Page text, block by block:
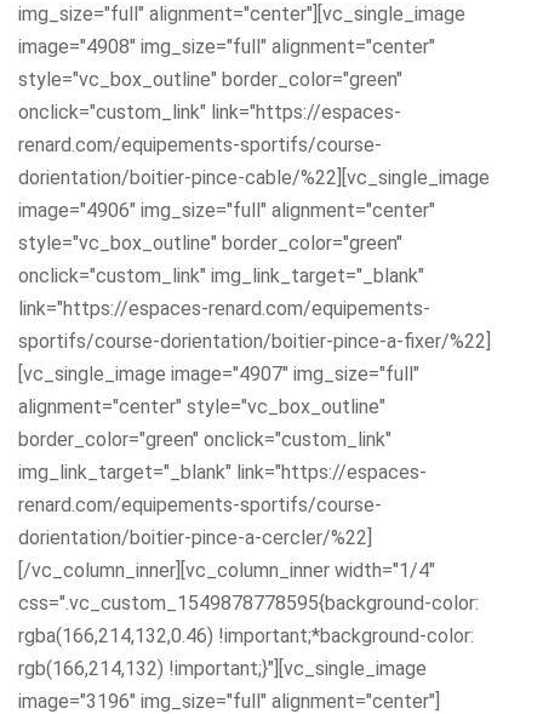
img_size="full" alignment="center"][vc_single_image
image="4908" img_size="full" alignment="center"
style="vc_box_outline" border_color="green"
onclick="custom_link" link="https://espaces-
renard.com/equipements-sportifs/course-
dorientation/boitier-pince-cable/%22][vc_single_image
image="4906" img_size="full" alignment="center"
style="vc_box_outline" border_color="green"
onclick="custom_link" img_link_target="_blank"
link="https://espaces-renard.com/equipements-
sportifs/course-dorientation/boitier-pince-a-fixer/%22]
[vc_single_image image="4907" img_size="full"
alignment="center" style="vc_box_outline"
border_color="green" onclick="custom_link"
img_link_target="_blank" link="https://espaces-
renard.com/equipements-sportifs/course-
dorientation/boitier-pince-a-cercler/%22]
[/vc_column_inner][vc_column_inner width="1/4"
css=".vc_custom_1549878778595{background-color:
rgba(166,214,132,0.46) !important;*background-color:
rgb(166,214,132) !important;}"][vc_single_image
image="3196" img_size="full" alignment="center"]